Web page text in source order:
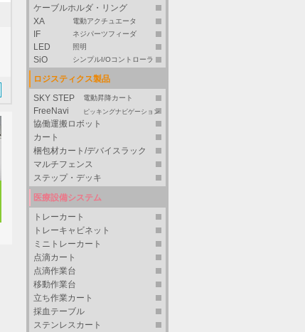
ケーブルホルダ・リング
XA
電動アクチュエータ
IF ネジパーツフィーダ
LED 照明
SiO シンプルI/Oコントローラ
ロジスティクス製品
SKY STEP
電動昇降カート
FreeNavi ピッキングナビゲーション
協働運搬ロボット
カート
梱包材カート/デバイスラック
マルチフェンス
ステップ・デッキ
医療設備システム
トレーカート
トレーキャビネット
ミニトレーカート
点滴カート
点滴作業台
移動作業台
立ち作業カート
採血テーブル
ステンレスカート